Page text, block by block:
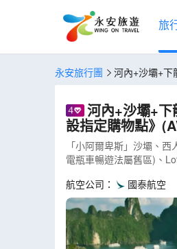
旅
永安旅行團
河內+沙壩+下龍灣海陸空7天團 **同行優惠，最高減
設指定購物點》
「小阿爾卑斯」沙壩、
電瓶車暢遊法屬舊區)、
航空公司：
國泰航空